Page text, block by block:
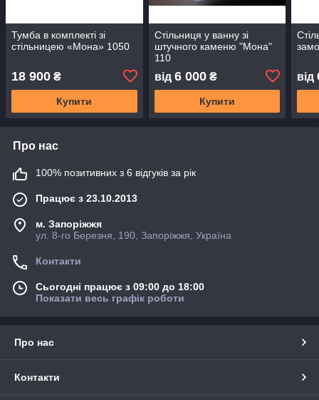
Тумба в комплекті зі
стільницею «Мона» 1050
18 900 ₴
Купити
Стільниця у ванну зі
штучного каменю "Мона"
110
від 6 000₴
Купити
від
Про нас
100% позитивних з 6 відгуків за рік
Працює з 23.10.2013
м. Запоріжжя
ул. 8-го Березня, 190, Запоріжжя, Україна
Контакти
Сьогодні працює з 09:00 до 18:00
Показати весь графік роботи
Про нас
Контакти